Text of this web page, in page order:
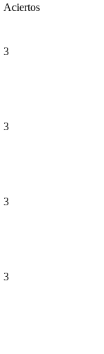
Aciertos
3
3
3
3